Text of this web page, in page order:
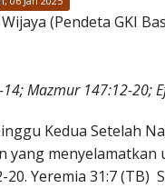
(Pendeta GKI
Mazmur 147:12-20;
Kedua Setelah
yang menyelamatkan
20. Yeremia 31:7